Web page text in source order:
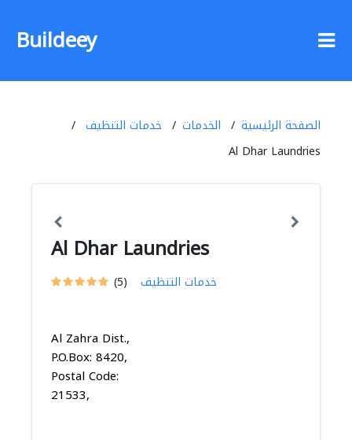
Buildeey
الصفحة الرئيسية الخدمات
خدمات التنظيف
Al Dhar Laundries
Al Dhar Laundries
(5) خدمات التنظيف
Al Zahra Dist.,
P.O.Box: 8420,
Postal Code:
21533,